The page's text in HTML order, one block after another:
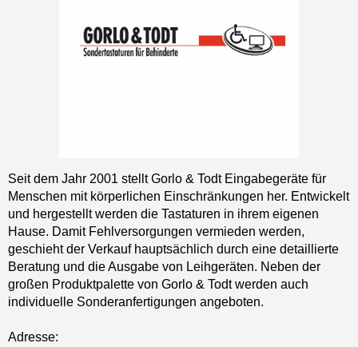
Seit dem Jahr 2001 stellt Gorlo & Todt Eingabegeräte für
Menschen mit körperlichen Einschränkungen her. Entwickelt
und hergestellt werden die Tastaturen in ihrem eigenen
Hause. Damit Fehlversorgungen vermieden werden,
geschieht der Verkauf hauptsächlich durch eine detaillierte
Beratung und die Ausgabe von Leihgeräten. Neben der
großen Produktpalette von Gorlo & Todt werden auch
individuelle Sonderanfertigungen angeboten.
Adresse: